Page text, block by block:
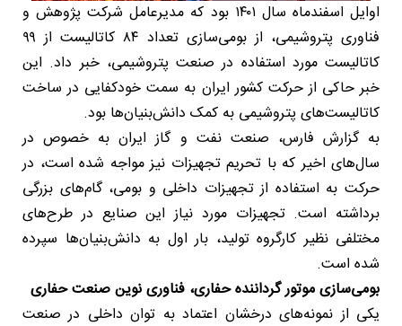
اوایل اسفندماه سال ۱۴۰۱ بود که مدیرعامل شرکت پژوهش و
فناوری پتروشیمی، از بومی‌سازی تعداد ۸۴ کاتالیست از ۹۹
کاتالیست مورد استفاده در صنعت پتروشیمی، خبر داد. این
خبر حاکی از حرکت کشور ایران به سمت خودکفایی در ساخت
کاتالیست‌های پتروشیمی به کمک دانش‌بنیان‌ها بود.
به گزارش فارس، صنعت نفت و گاز ایران به خصوص در
سال‌های اخیر که با تحریم تجهیزات نیز مواجه شده است، در
حرکت به استفاده از تجهیزات داخلی و بومی، گام‌های بزرگی
برداشته است. تجهیزات مورد نیاز این صنایع در طرح‌های
مختلفی نظیر کارگروه تولید، بار اول به دانش‌بنیان‌ها سپرده
شده است.
بومی‌سازی موتور گرداننده حفاری، فناوری نوین صنعت حفاری
یکی از نمونه‌های درخشان اعتماد به توان داخلی در صنعت